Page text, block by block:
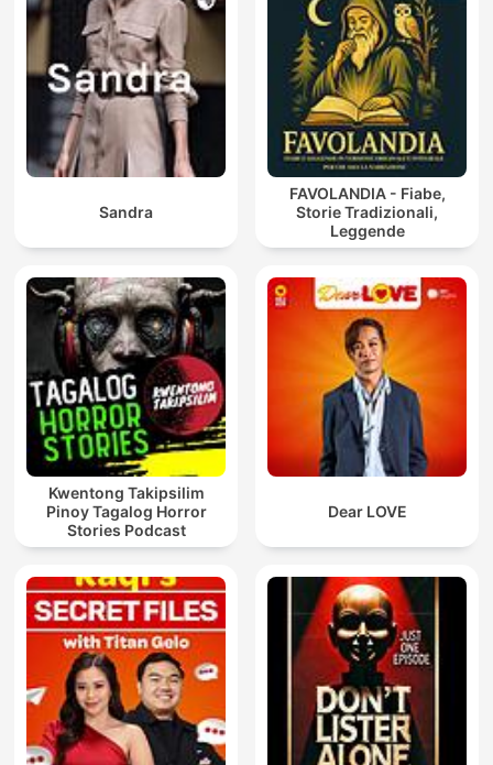
Sandra
FAVOLANDIA - Fiabe,
Storie Tradizionali,
Leggende
Kwentong Takipsilim
Pinoy Tagalog Horror
Stories Podcast
Dear LOVE